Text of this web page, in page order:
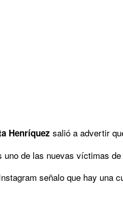
Henríquez salió a advertir
uno de las nuevas víctimas
señalo que hay una